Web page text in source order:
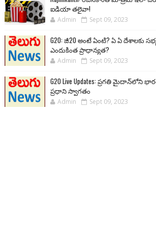
ఐడియా తలైవా!
Admin Sept 09, 2023
G20: జీ20 అంటే ఏంటి? ఏ ఏ దేశాలకు
ఎందుకింత ప్రాధాన్యత?
Admin Sept 09, 2023
G20 Live Updates: ప్రగతి మైదాన్‌లోని
ప్రధాని స్వాగతం
Admin Sept 09, 2023